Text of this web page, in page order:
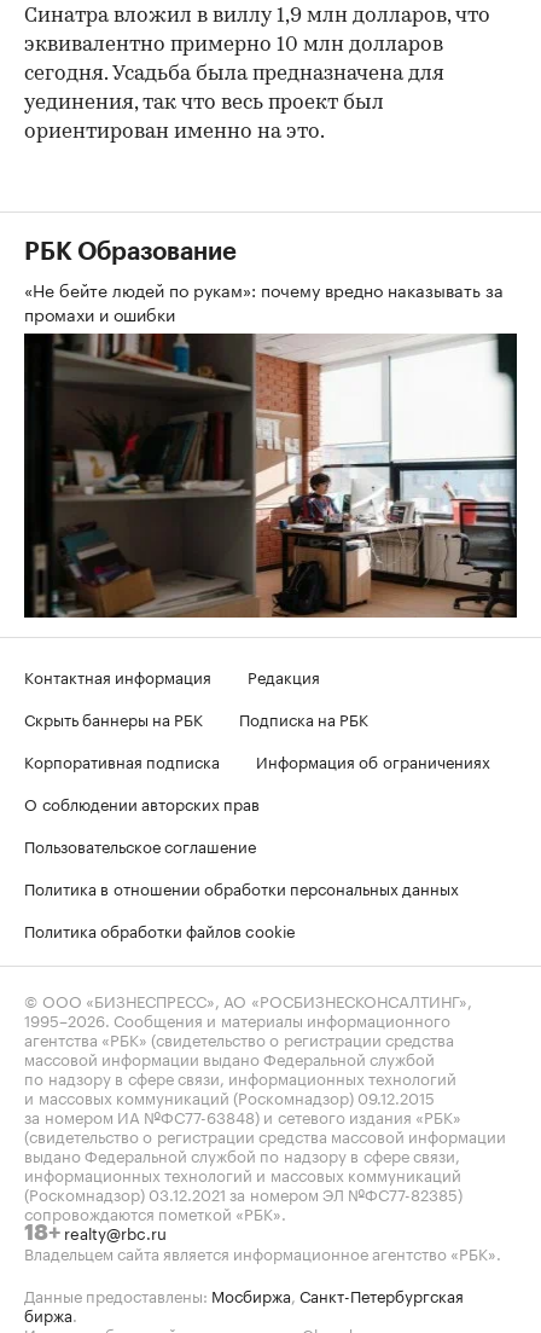
Синатра вложил в виллу 1,9 млн долларов, что
эквивалентно примерно 10 млн долларов
сегодня. Усадьба была предназначена для
уединения, так что весь проект был
ориентирован именно на это.
РБК Образование
«Не бейте людей по рукам»: почему вредно наказывать за
промахи и ошибки
Контактная информация
Редакция
Скрыть баннеры на РБК
Подписка на РБК
Корпоративная подписка
Информация об ограничениях
О соблюдении авторских прав
Пользовательское соглашение
Политика в отношении обработки персональных данных
Политика обработки файлов cookie
© ООО «БИЗНЕСПРЕСС», АО «РОСБИЗНЕСКОНСАЛТИНГ»,
1995–2026. Сообщения и материалы информационного
агентства «РБК» (свидетельство о регистрации средства
массовой информации выдано Федеральной службой
по надзору в сфере связи, информационных технологий
и массовых коммуникаций (Роскомнадзор) 09.12.2015
за номером ИА №ФС77-63848) и сетевого издания «РБК»
(свидетельство о регистрации средства массовой информации
выдано Федеральной службой по надзору в сфере связи,
информационных технологий и массовых коммуникаций
(Роскомнадзор) 03.12.2021 за номером ЭЛ №ФС77-82385)
сопровождаются пометкой «РБК».
18+ realty@rbc.ru
Владельцем сайта является информационное агентство «РБК».
Данные предоставлены: Мосбиржа, Санкт-Петербургская
биржа.